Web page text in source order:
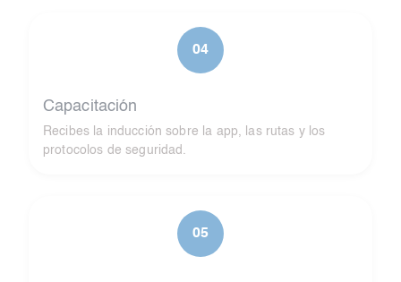
04
Capacitación
Recibes la inducción sobre la app, las rutas y los
protocolos de seguridad.
05